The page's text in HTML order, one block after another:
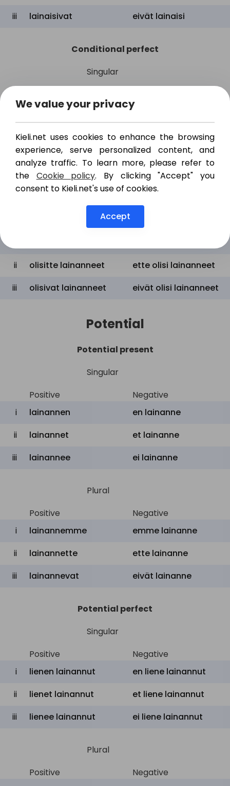
iii
lainaisivat eivät lainaisi
Conditional perfect
Singular
olisin lainannut
ii
olisit lainannut
et olisi lainannut
olisi lainannut ei olisi lainannut
Plural
emme olisi
ii
olisitte lainanneet
ette olisi lainanneet
iii
olisivat lainanneet eivät olisi lainanneet
Potential
Potential present
Singular
Positive
Negative
i
lainannen
en lainanne
ii
lainannet
et lainanne
iii
lainannee ei lainanne
Plural
Positive
Negative
i
lainannemme
emme lainanne
ii
lainannette
ette lainanne
iii
lainannevat eivät lainanne
Potential perfect
Singular
Positive
Negative
i
lienen lainannut
en liene lainannut
ii
lienet lainannut
et liene lainannut
iii
lienee lainannut ei liene lainannut
Plural
Positive
Negative
We value your privacy
Kieli.net uses cookies to enhance the browsing
experience, serve personalized content, and
analyze traffic. To learn more, please refer to
the Cookie policy. By clicking "Accept" you
consent to Kieli.net's use of cookies.
Accept